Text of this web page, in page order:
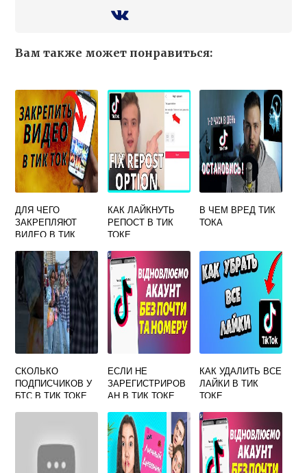
Вам также может понравиться:
ДЛЯ ЧЕГО
ЗАКРЕПЛЯЮТ
ВИДЕО В ТИК
КАК ЛАЙКНУТЬ
РЕПОСТ В ТИК
ТОКЕ
В ЧЕМ ВРЕД ТИК
ТОКА
СКОЛЬКО
ПОДПИСЧИКОВ У
БТС В ТИК ТОКЕ
ЕСЛИ НЕ
ЗАРЕГИСТРИРОВ
АН В ТИК ТОКЕ
НЕТ
КАК УДАЛИТЬ ВСЕ
ЛАЙКИ В ТИК
ТОКЕ